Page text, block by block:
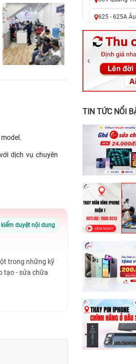
dịch vụ chuyên
duyệt nội dung
trong những kỹ
tạo - sửa chữa
625 - 625A
326 Lê Văn
256 Võ Văn
70 Nguyễn
24h Vũng
TIN TỨC NỔI